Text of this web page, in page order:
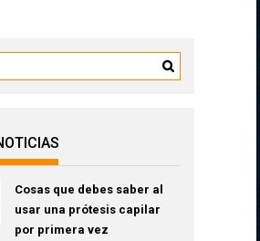
Cosas que debes saber al
usar una prótesis capilar
por primera vez